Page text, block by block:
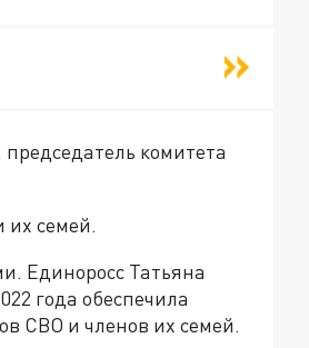
комитета
их семей.
Единоросс Татьяна
года обеспечила
СВО и членов их семей.